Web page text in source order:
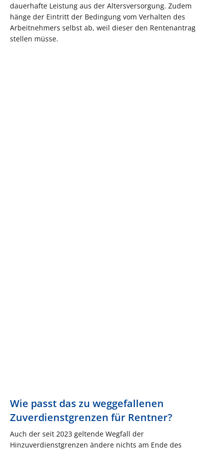
dauerhafte Leistung aus der Altersversorgung. Zudem
hänge der Eintritt der Bedingung vom Verhalten des
Arbeitnehmers selbst ab, weil dieser den Rentenantrag
stellen müsse.
Wie passt das zu weggefallenen
Zuverdienstgrenzen für Rentner?
Auch der seit 2023 geltende Wegfall der
Hinzuverdienstgrenzen ändere nichts am Ende des